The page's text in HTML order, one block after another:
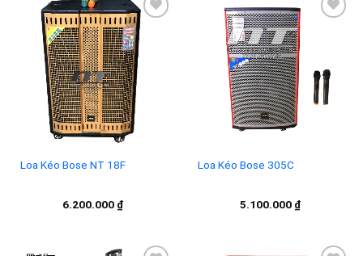
Add to
wishlist
Loa Kéo Bose NT 18F
6.200.000 ₫
wishlist
Loa Kéo Bose 305C
5.100.000 ₫